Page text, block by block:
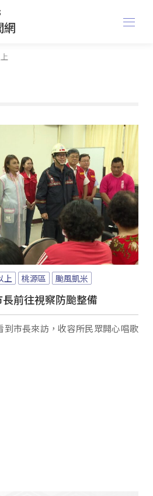
網
上 桃源區 颱風凱米
前往視察防颱整備
市長來訪，收容所民眾開心唱歌